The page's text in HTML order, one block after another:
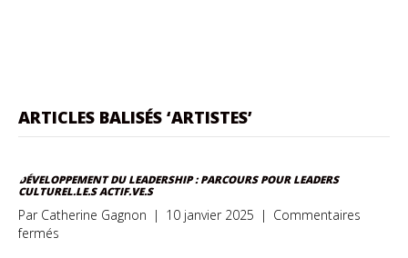
ARTICLES BALISÉS ‘ARTISTES’
DÉVELOPPEMENT DU LEADERSHIP : PARCOURS POUR LEADERS
CULTUREL.LE.S ACTIF.VE.S
Par Catherine Gagnon | 10 janvier 2025 | Commentaires
fermés